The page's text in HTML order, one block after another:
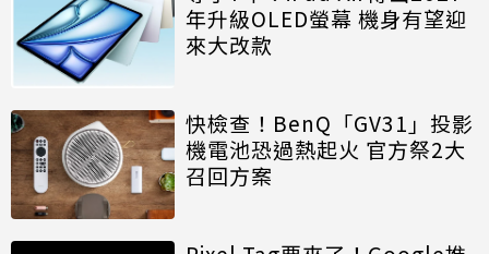
年升級OLED螢幕 機身有望迎
來大改款
快檢查！BenQ「GV31」投影
機電池恐過熱起火 官方祭2大
召回方案